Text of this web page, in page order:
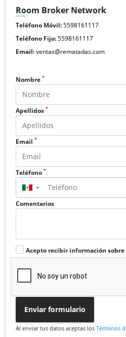
Room Broker Network
Teléfono Móvil:5598161117
Teléfono Fijo:5598161117
Email:ventas@rematadas.com
Nombre *
Apellidos *
Email *
Teléfono *
▼
Comentarios
Acepto recibir información
Enviar formulario
Al enviar tus datos aceptas los Términos